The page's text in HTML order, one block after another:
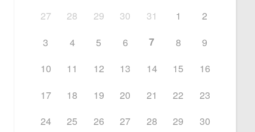
27
28 29 30 31 1
2
3
4 5 6 7 8
9
10
11 12 13 14 15
16
17
18 19 20 21 22
23
24
25 26 27 28 29
30